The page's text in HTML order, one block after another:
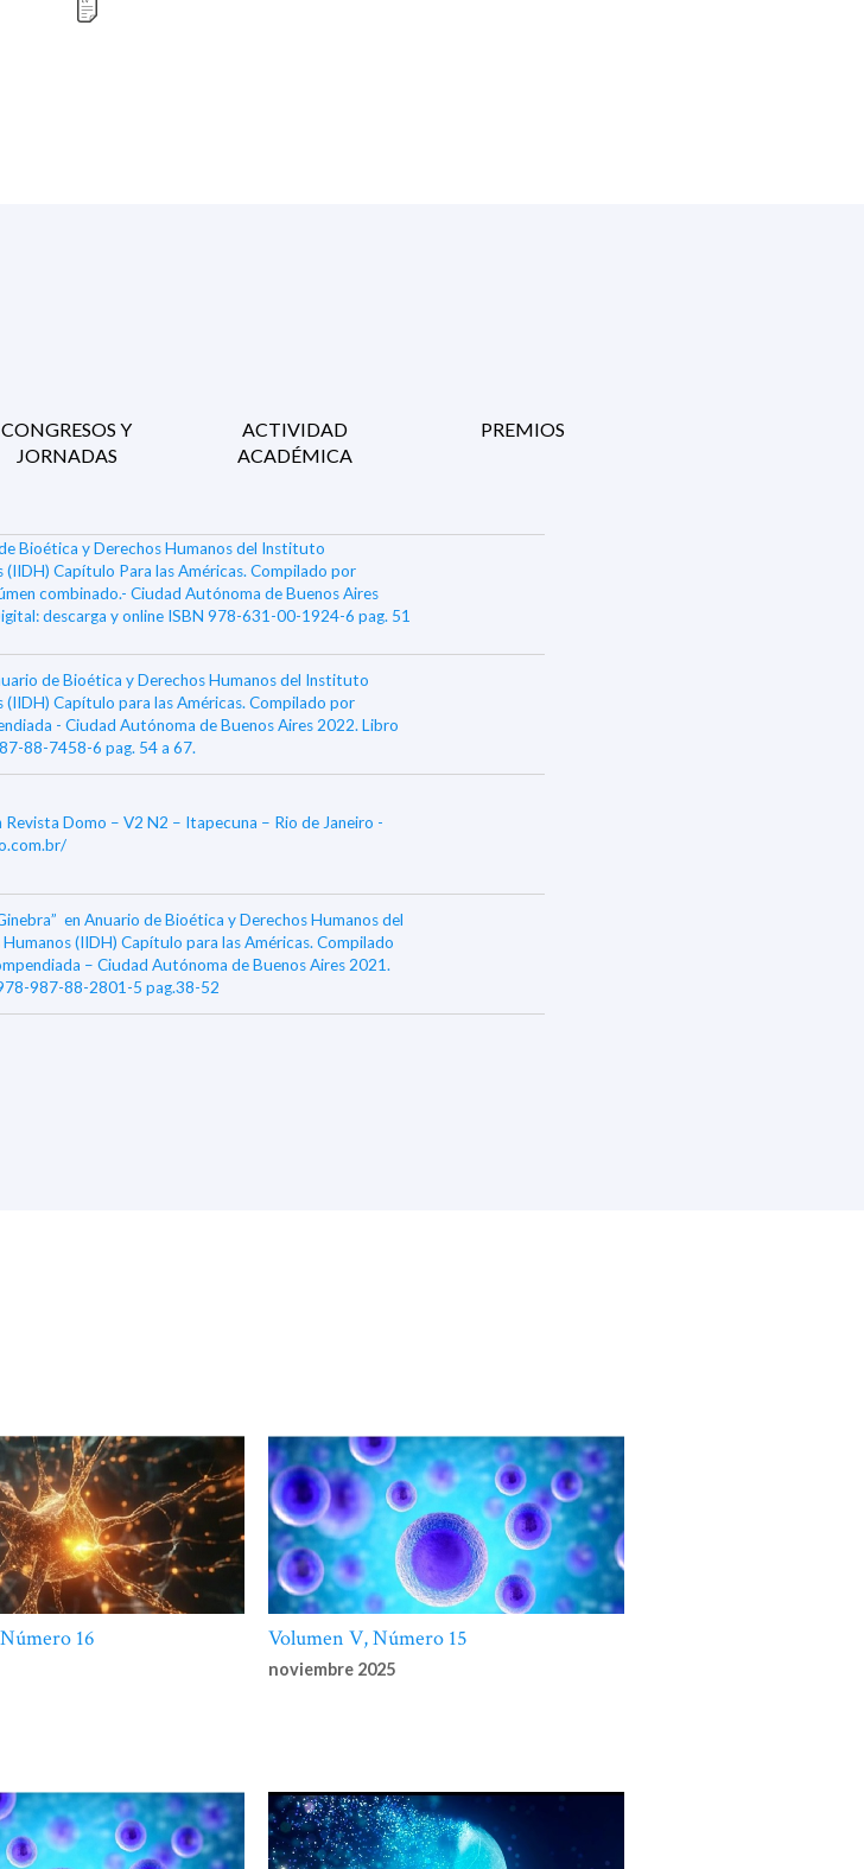
CONGRESOS Y
JORNADAS
ACTIVIDAD
ACADÉMICA
PREMIOS
Bioética y Derechos Humanos del Instituto
Capítulo Para las Américas. Compilado por
combinado.- Ciudad Autónoma de Buenos Aires
descarga y online ISBN 978-631-00-1924-6 pag. 51
de Bioética y Derechos Humanos del Instituto
Capítulo para las Américas. Compilado por
- Ciudad Autónoma de Buenos Aires 2022. Libro
88-7458-6 pag. 54 a 67.
Revista Domo – V2 N2 – Itapecuna – Rio de Janeiro -
en Anuario de Bioética y Derechos Humanos del
(IIDH) Capítulo para las Américas. Compilado
– Ciudad Autónoma de Buenos Aires 2021.
987-88-2801-5 pag.38-52
por Eduardo Luis Tinant. - 1a ed compendiada. -
Libro digital, Amazon Kindle Archivo Digital:
3264-3, pág 59
la interrupción voluntaria del embarazo (IVE)". VER MÁS
de investigación”
en Anuario de Bioética y Derechos
Derechos Humanos (IIDH) Capítulo para América) pag.
VER MÁS
16 Volumen V, Número 15
noviembre 2025